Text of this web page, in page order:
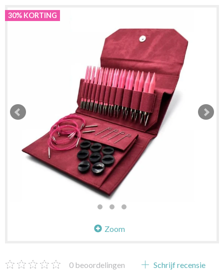
30% KORTING
Zoom
0 beoordelingen Schrijf recensie